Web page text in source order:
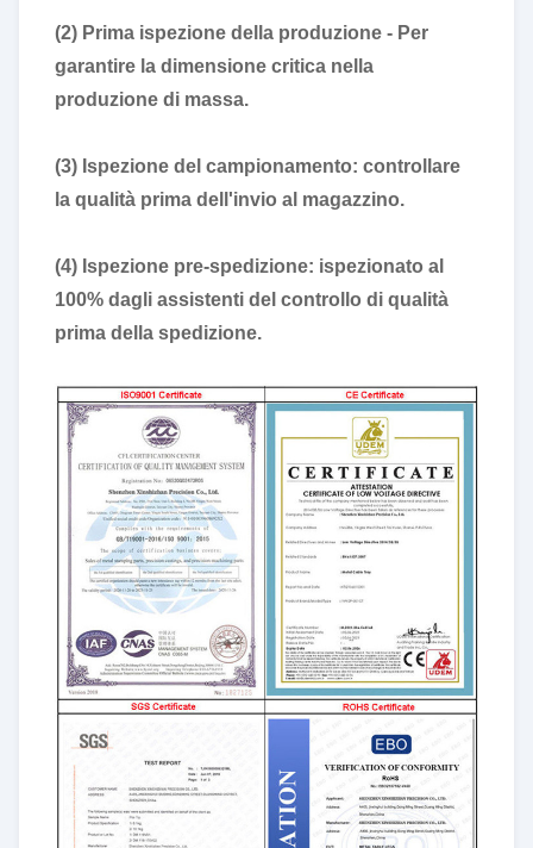
(2) Prima ispezione della produzione - Per
garantire la dimensione critica nella
produzione di massa.
(3) Ispezione del campionamento: controllare
la qualità prima dell'invio al magazzino.
(4) Ispezione pre-spedizione: ispezionato al
100% dagli assistenti del controllo di qualità
prima della spedizione.